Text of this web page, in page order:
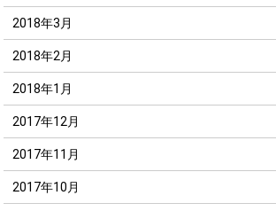
2018年3月
2018年2月
2018年1月
2017年12月
2017年11月
2017年10月